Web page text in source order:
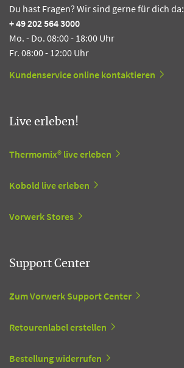
Du hast Fragen? Wir sind gerne für dich da:
+ 49 202 564 3000
Mo. - Do. 08:00 - 18:00 Uhr
Fr. 08:00 - 12:00 Uhr
Kundenservice online kontaktieren
Live erleben!
Thermomix® live erleben
Kobold live erleben
Vorwerk Stores
Support Center
Zum Vorwerk Support Center
Retourenlabel erstellen
Bestellung widerrufen